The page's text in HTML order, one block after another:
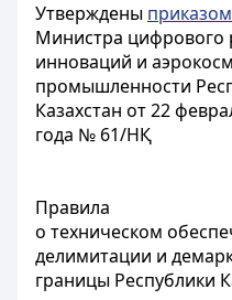
Утверждены приказом
Министра цифрового
инноваций и
промышленности
Казахстан от 22
года № 61/НҚ
Правила
о техническом
делимитации и
границы Республики